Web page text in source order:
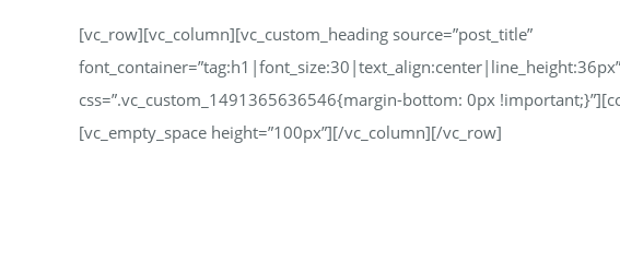
[vc_row][vc_column][vc_custom_heading source=”post_title”
font_container=”tag:h1|font_size:30|text_align:center|line_height:36px”
css=”.vc_custom_1491365636546{margin-bottom: 0px
[vc_empty_space height=”100px”][/vc_column][/vc_row]